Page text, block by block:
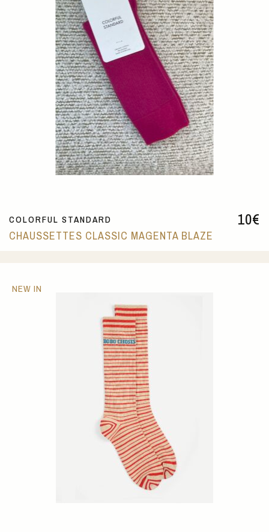
10€
COLORFUL STANDARD
CHAUSSETTES CLASSIC MAGENTA BLAZE
NEW IN